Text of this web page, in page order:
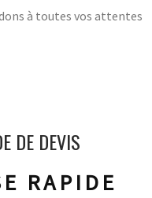
à toutes vos attentes
DE DEVIS
RAPIDE